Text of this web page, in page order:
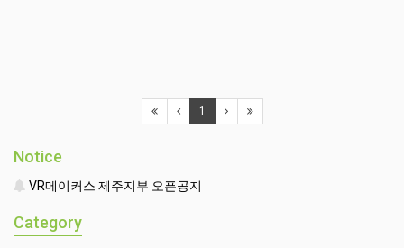
1
Notice
VR메이커스 제주지부 오픈공지
Category